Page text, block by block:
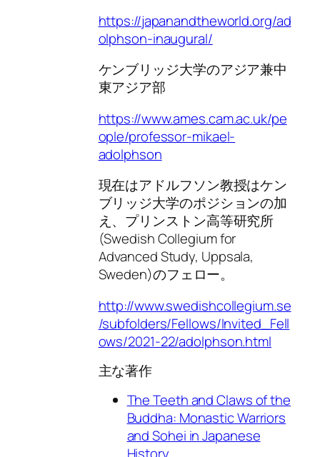
https://japanandtheworld.org/ad
olphson-inaugural/
ケンブリッジ大学のアジア兼中
東アジア部
https://www.ames.cam.ac.uk/pe
ople/professor-mikael-
adolphson
現在はアドルフソン教授はケン
ブリッジ大学のポジションの加
え、プリンストン高等研究所
(Swedish Collegium for
Advanced Study, Uppsala,
Sweden)のフェロー。
http://www.swedishcollegium.se
/subfolders/Fellows/Invited_Fell
ows/2021-22/adolphson.html
主な著作
The Teeth and Claws of the
Buddha: Monastic Warriors
and Sohei in Japanese